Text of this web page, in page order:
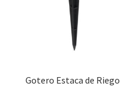
Gotero Estaca de Riego